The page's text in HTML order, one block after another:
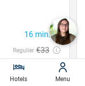
16 min.directions_car
Regulier €33
,90
Hotels Menu